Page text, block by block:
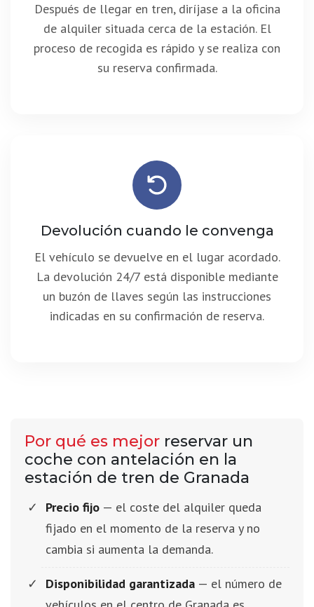
Después de llegar en tren, diríjase a la oficina
de alquiler situada cerca de la estación. El
proceso de recogida es rápido y se realiza con
su reserva confirmada.
Devolución cuando le convenga
El vehículo se devuelve en el lugar acordado.
La devolución 24/7 está disponible mediante
un buzón de llaves según las instrucciones
indicadas en su confirmación de reserva.
Por qué es mejor reservar un
coche con antelación en la
estación de tren de Granada
Precio fijo — el coste del alquiler queda
fijado en el momento de la reserva y no
cambia si aumenta la demanda.
Disponibilidad garantizada — el número de